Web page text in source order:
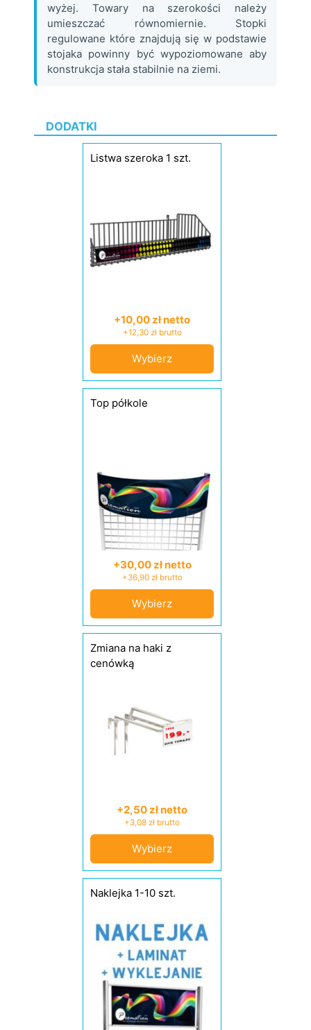
wyżej. Towary na szerokości należy
umieszczać równomiernie. Stopki
regulowane które znajdują się w podstawie
stojaka powinny być wypoziomowane aby
konstrukcja stała stabilnie na ziemi.
DODATKI
Listwa szeroka 1 szt.
+10,00 zł netto
+12,30 zł brutto
Wybierz
Top półkole
+30,00 zł netto
+36,90 zł brutto
Wybierz
Zmiana na haki z
cenówką
+2,50 zł netto
+3,08 zł brutto
Wybierz
Naklejka 1-10 szt.